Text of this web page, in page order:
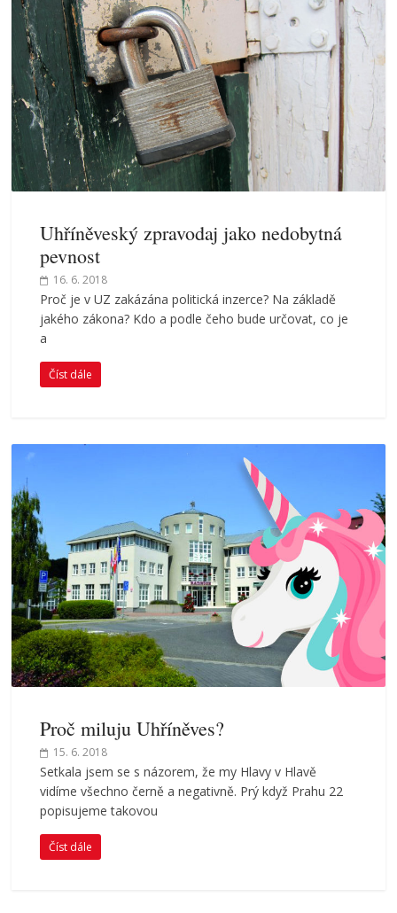
Uhříněveský zpravodaj jako nedobytná
pevnost
16. 6. 2018
Proč je v UZ zakázána politická inzerce? Na základě
jakého zákona? Kdo a podle čeho bude určovat, co je
a
Číst dále
Proč miluju Uhříněves?
15. 6. 2018
Setkala jsem se s názorem, že my Hlavy v Hlavě
vidíme všechno černě a negativně. Prý když Prahu 22
popisujeme takovou
Číst dále